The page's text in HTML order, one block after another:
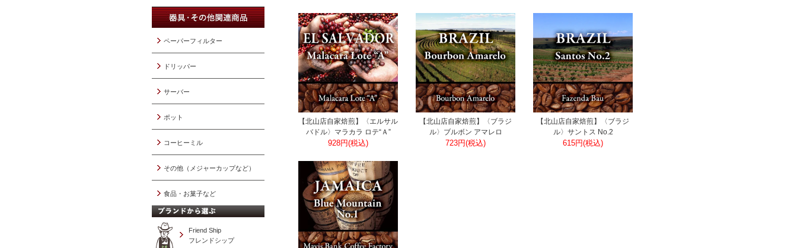
【北山店自家焙煎】〈エルサル
バドル〉マラカラ ロテ“Ａ”
928円(税込)
【北山店自家焙煎】〈ブラジ
ル〉ブルボン アマレロ
723円(税込)
【北山店自家焙煎】〈ブラジ
ル〉サントス No.2
615円(税込)
ペーパーフィルター
ドリッパー
サーバー
ポット
コーヒーミル
その他（メジャーカップなど）
食品・お菓子など
Friend Ship
フレンドシップ